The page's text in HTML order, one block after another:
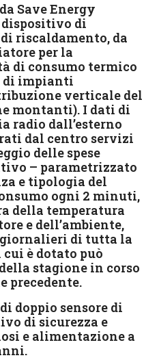
Save Energy
dispositivo di
riscaldamento, da
per la
di consumo termico
di impianti
verticale del
montanti). I dati di
radio dall’esterno
dal centro servizi
delle spese
– parametrizzato
e tipologia del
ogni 2 minuti,
della temperatura
e dell’ambiente,
di tutta la
è dotato può
stagione in corso
precedente.
doppio sensore di
di sicurezza e
e alimentazione a